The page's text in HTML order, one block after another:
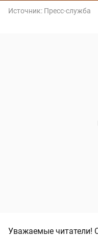
Источник: Пресс-служба
Уважаемые читатели!